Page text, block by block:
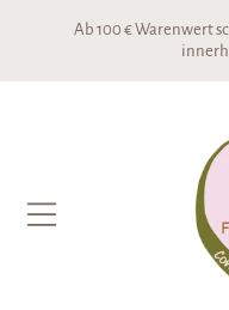
DIREKT ZUM
Ab 100 € Warenwert